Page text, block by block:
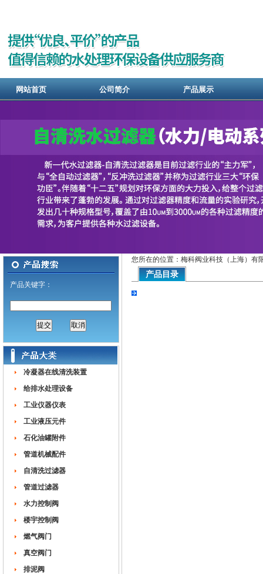
网站首页 公司简介 产品展示
产品关键字：
冷凝器在线清洗装置
给排水处理设备
工业仪器仪表
工业液压元件
石化油罐附件
管道机械配件
自清洗过滤器
管道过滤器
水力控制阀
楼宇控制阀
燃气阀门
真空阀门
排泥阀
您所在的位置：梅科阀业科技（上海）有
产品目录